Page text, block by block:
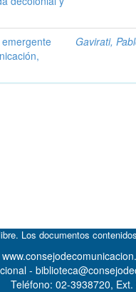
Gavirati,
Los documentos
-
Teléfono: 02-3938720, Ext.